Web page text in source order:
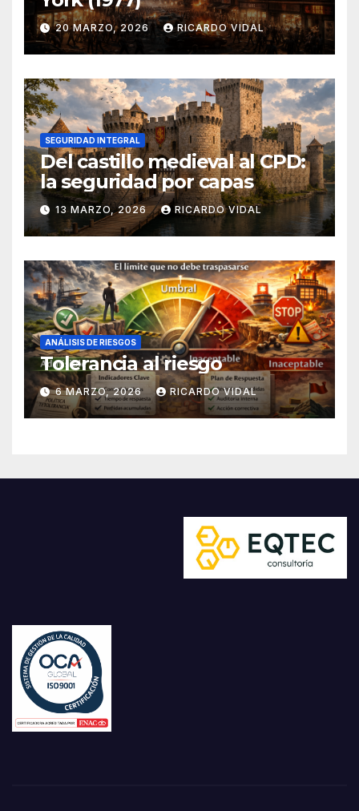
20 MARZO, 2026 RICARDO VIDAL
SEGURIDAD INTEGRAL
Del castillo medieval al CPD:
la seguridad por capas
13 MARZO, 2026 RICARDO VIDAL
ANÁLISIS DE RIESGOS
Tolerancia al riesgo
6 MARZO, 2026 RICARDO VIDAL